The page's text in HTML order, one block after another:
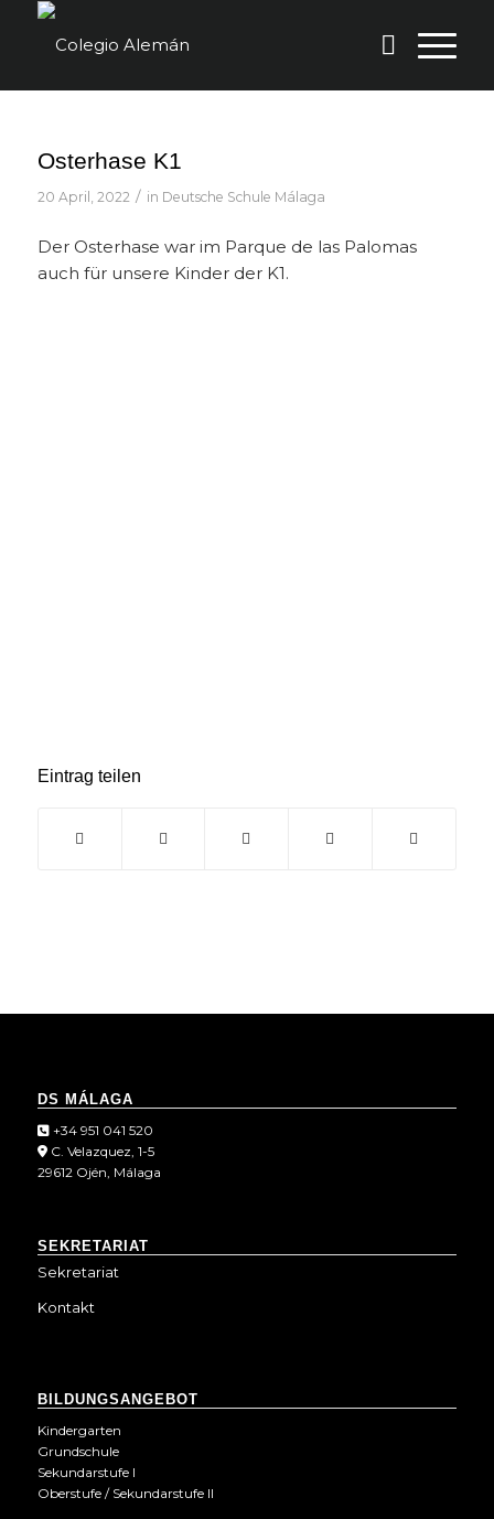
Osterhase K1
20 April, 2022 / in Deutsche Schule Málaga
Der Osterhase war im Parque de las Palomas
auch für unsere Kinder der K1.
Eintrag teilen
DS MÁLAGA
+34 951 041 520
C. Velazquez, 1-5
29612 Ojén, Málaga
SEKRETARIAT
Sekretariat
Kontakt
BILDUNGSANGEBOT
Kindergarten
Grundschule
Sekundarstufe I
Oberstufe / Sekundarstufe II